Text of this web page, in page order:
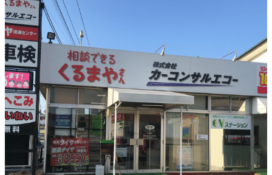
a
r
c
h